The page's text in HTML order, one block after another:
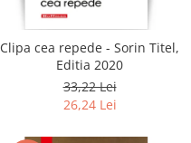
Clipa cea repede - Sorin Titel,
Editia 2020
33,22 Lei
26,24 Lei